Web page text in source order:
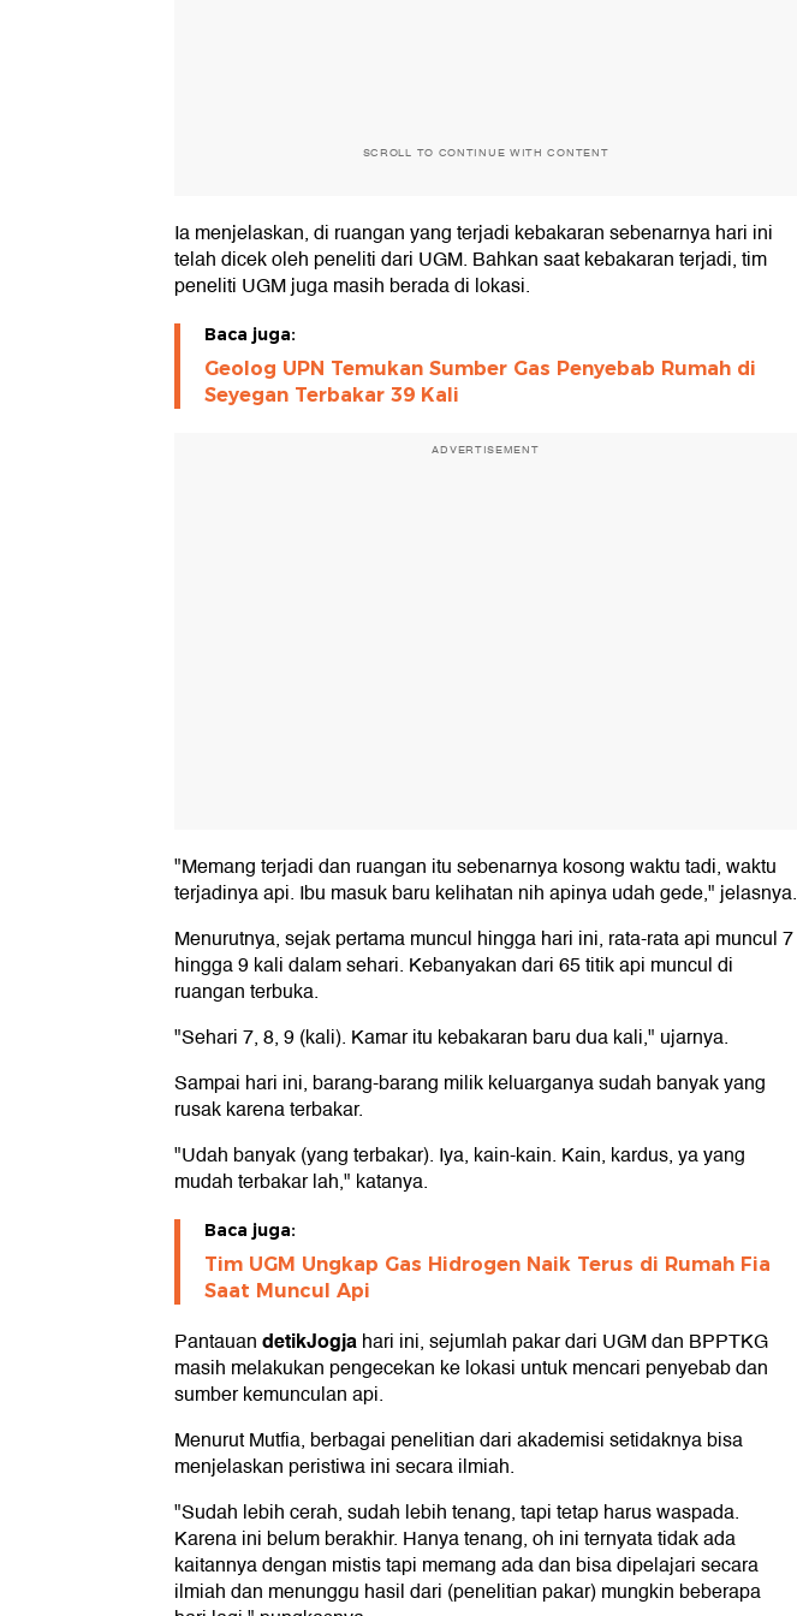
SCROLL TO CONTINUE WITH CONTENT
Ia menjelaskan, di ruangan yang terjadi kebakaran sebenarnya hari ini
telah dicek oleh peneliti dari UGM. Bahkan saat kebakaran terjadi, tim
peneliti UGM juga masih berada di lokasi.
Baca juga:
Geolog UPN Temukan Sumber Gas Penyebab Rumah di
Seyegan Terbakar 39 Kali
ADVERTISEMENT
"Memang terjadi dan ruangan itu sebenarnya kosong waktu tadi, waktu
terjadinya api. Ibu masuk baru kelihatan nih apinya udah gede," jelasnya.
Menurutnya, sejak pertama muncul hingga hari ini, rata-rata api muncul 7
hingga 9 kali dalam sehari. Kebanyakan dari 65 titik api muncul di
ruangan terbuka.
"Sehari 7, 8, 9 (kali). Kamar itu kebakaran baru dua kali," ujarnya.
Sampai hari ini, barang-barang milik keluarganya sudah banyak yang
rusak karena terbakar.
"Udah banyak (yang terbakar). Iya, kain-kain. Kain, kardus, ya yang
mudah terbakar lah," katanya.
Baca juga:
Tim UGM Ungkap Gas Hidrogen Naik Terus di Rumah Fia
Saat Muncul Api
PantauandetikJogjahari ini, sejumlah pakar dari UGM dan BPPTKG
masih melakukan pengecekan ke lokasi untuk mencari penyebab dan
sumber kemunculan api.
Menurut Mutfia, berbagai penelitian dari akademisi setidaknya bisa
menjelaskan peristiwa ini secara ilmiah.
"Sudah lebih cerah, sudah lebih tenang, tapi tetap harus waspada.
Karena ini belum berakhir. Hanya tenang, oh ini ternyata tidak ada
kaitannya dengan mistis tapi memang ada dan bisa dipelajari secara
ilmiah dan menunggu hasil dari (penelitian pakar) mungkin beberapa